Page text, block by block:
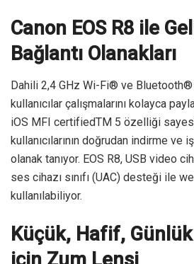
Canon EOS R8 ile
Bağlantı Olanakları
Dahili 2,4 GHz Wi-Fi® ve Bluetooth®
kullanıcılar çalışmalarını kolayca
iOS MFI certifiedTM 5 özelliği
kullanıcılarının doğrudan indirme ve
olanak tanıyor. EOS R8, USB video
ses cihazı sınıfı (UAC) desteği ile
kullanılabiliyor.
Küçük, Hafif,